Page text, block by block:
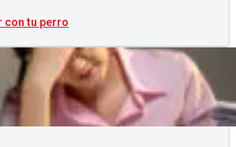
con tu perro